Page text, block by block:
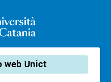
Unict